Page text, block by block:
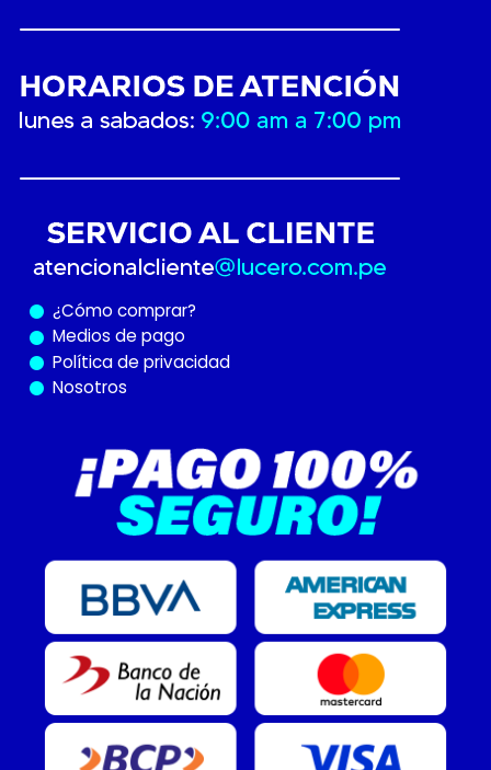
¿Cómo comprar?
Medios de pago
Política de privacidad
Nosotros